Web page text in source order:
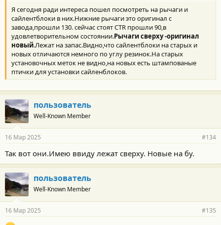
Я сегодня ради интереса пошел посмотреть на рычаги и
сайлентблоки в них.Нижние рычаги это оригинал с
завода,прошли 130. сейчас стоят CTR прошли 90,в
удовлетворительном состоянии.Рычаги сверху -оригинал
новый.Лежат на запас.Видно,что сайлентблоки на старых и
новых отличаются немного по углу резинок.На старых
установочных меток не видно,на новых есть штампованые
птички для установки сайленблоков.
пользователь
Well-Known Member
16 Мар 2025 #134
Так вот они.Имею ввиду лежат сверху. Новые на бу.
пользователь
Well-Known Member
16 Мар 2025 #135